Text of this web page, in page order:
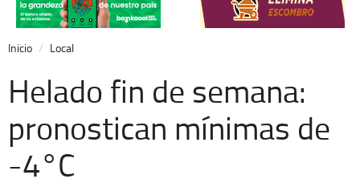
Nacional
Opinión
Cronos
Economía
Espectáculos
Inicio Local
Helado fin de semana:
pronostican mínimas de
-4°C